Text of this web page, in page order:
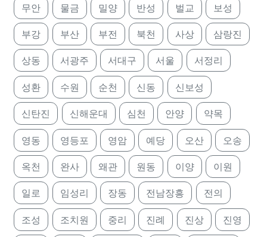
무안 물금 밀양 반성 벌교 보성
부강 부산 부전 북천 사상 삼랑진
상동 서광주 서대구 서울 서정리
성환 수원 순천 신동 신보성
신탄진 신해운대 심천 안양 약목
영동 영등포 영암 예당 오산 오송
옥천 완사 왜관 원동 이양 이원
일로 임성리 장동 전남장흥 전의
조성 조치원 중리 진례 진상 진영